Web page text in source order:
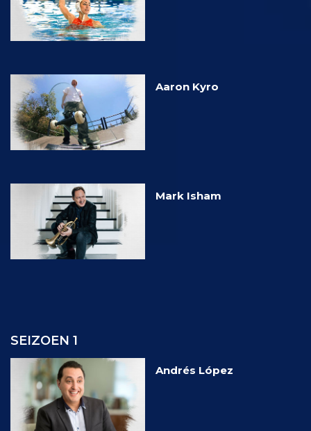
Aaron Kyro
Mark Isham
SEIZOEN 1
Andrés López